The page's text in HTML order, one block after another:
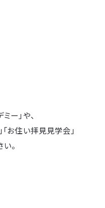
ー」や、
お住い拝見見学会」
。